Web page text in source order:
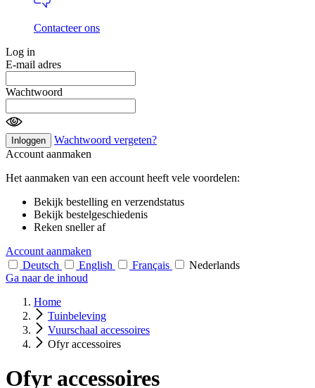
Contacteer ons
Log in
E-mail adres
Wachtwoord
Inloggen
Wachtwoord vergeten?
Account aanmaken
Het aanmaken van een account heeft vele voordelen:
Bekijk bestelling en verzendstatus
Bekijk bestelgeschiedenis
Reken sneller af
Account aanmaken
Deutsch
English Français
Nederlands
Ga naar de inhoud
Home
Tuinbeleving
Vuurschaal accessoires
Ofyr accessoires
Ofyr accessoires